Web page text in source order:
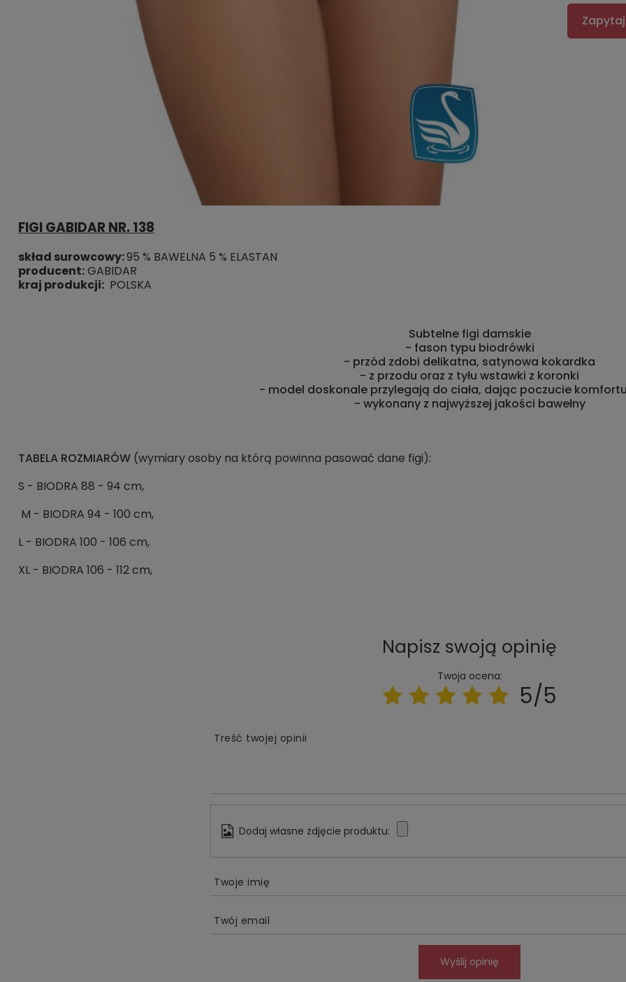
FIGI GABIDAR NR. 138
skład surowcowy:95 % BAWELNA 5 % ELASTAN
producent:GABIDAR
kraj produkcji: POLSKA
Subtelne figi damskie
- fason typu biodrówki
- przód zdobi delikatna, satynowa kokardka
- z przodu oraz z tyłu wstawki z koronki
- model doskonale przylegają do ciała, dając poczucie
- wykonany z najwyższej jakości bawełny
TABELA ROZMIARÓW (wymiary osoby na którą powinna pasować dane figi):
S - BIODRA 88 - 94 cm,
M - BIODRA 94 - 100 cm,
L - BIODRA 100 - 106 cm,
XL - BIODRA 106 - 112 cm,
Napisz swoją opinię
Twoja ocena:
5/5
Treść twojej opinii
Dodaj własne zdjęcie produktu:
Twoje imię
Twój email
Wyślij opinię